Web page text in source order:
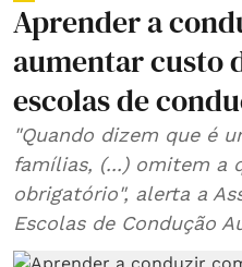
Aprender a
aumentar custo
escolas de
"Quando dizem que é
famílias, (...) omitem a
obrigatório", alerta a
Escolas de Condução